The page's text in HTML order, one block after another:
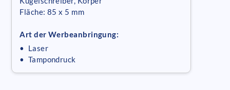
Fläche: 85 x 5 mm
Art der Werbeanbringung:
• Laser
• Tampondruck